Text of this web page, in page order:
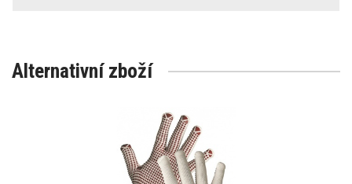
Alternativní zboží